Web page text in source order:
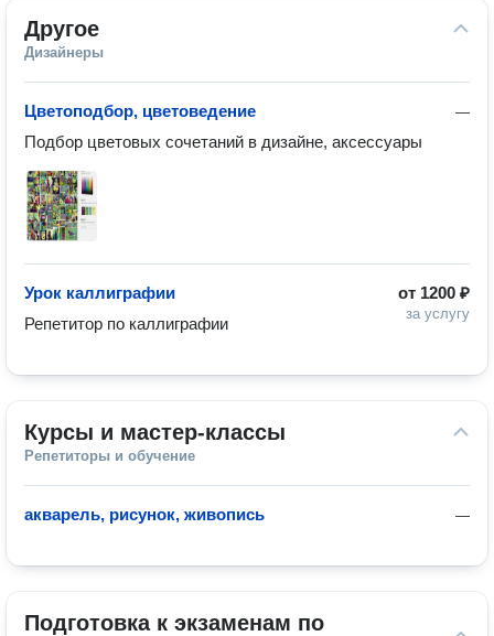
Другое
Дизайнеры
—
Цветоподбор, цветоведение
Подбор цветовых сочетаний в дизайне, аксессуары
от 1200 ₽
за услугу
Урок каллиграфии
Репетитор по каллиграфии
Курсы и мастер-классы
Репетиторы и обучение
—
акварель, рисунок, живопись
Подготовка к экзаменам по